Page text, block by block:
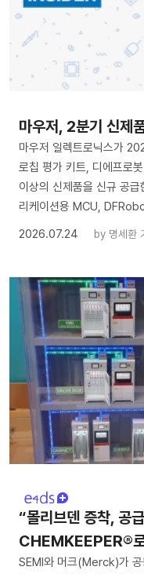
마우저, 2분기 신제
마우저 일렉트로닉스가
로칩 평가 키트, 디에프로
이상의 신제품을 신규 공
리케이션용 MCU,
2026.07.24
by 명세환
“몰리브덴 증착, 공
CHEMKEEPER®
SEMI와 머크(Merck)가